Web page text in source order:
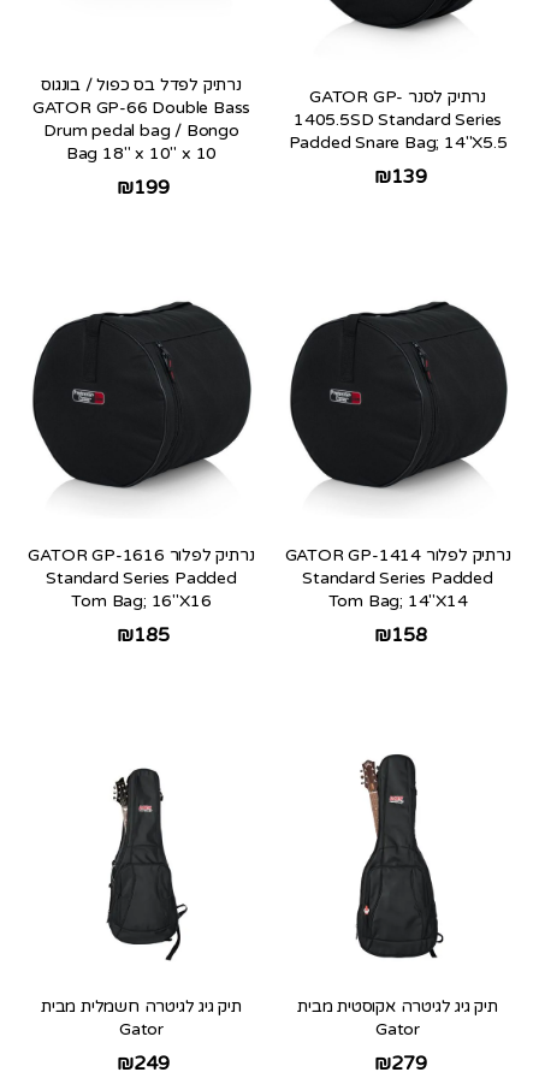
נרתיק לסנר GATOR GP-
1405.5SD Standard Series
Padded Snare Bag; 14″X5.5
₪139
נרתיק לפדל בס כפול / בונגוס
GATOR GP-66 Double Bass
Drum pedal bag / Bongo
Bag 18″ x 10″ x 10
₪199
נרתיק לפלור GATOR GP-1414
Standard Series Padded
Tom Bag; 14″X14
₪158
נרתיק לפלור GATOR GP-1616
Standard Series Padded
Tom Bag; 16″X16
₪185
תיק גיג לגיטרה אקוסטית מבית
Gator
₪279
תיק גיג לגיטרה חשמלית מבית
Gator
₪249